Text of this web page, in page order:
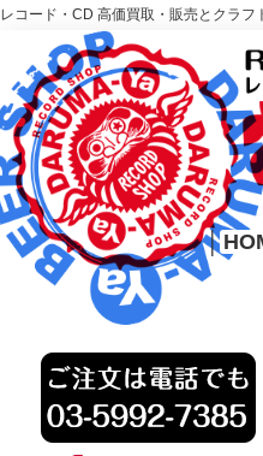
レコード・CD 高価買取・販売とクラ
レコード高価買取はこちら
HOME
│